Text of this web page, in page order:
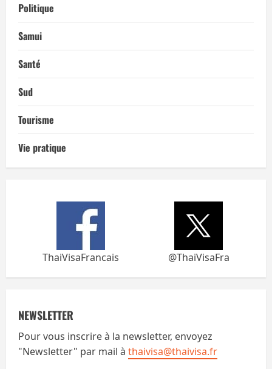
Politique
Samui
Santé
Sud
Tourisme
Vie pratique
ThaiVisaFrancais @ThaiVisaFra
NEWSLETTER
Pour vous inscrire à la newsletter, envoyez
"Newsletter" par mail à thaivisa@thaivisa.fr